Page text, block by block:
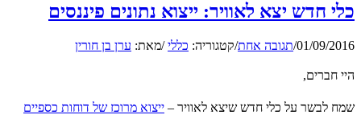
כלי חדש יצא לאוויר: ייצוא נתונים פיננסים
01/09/2016
/תגובה אחת/קטגוריה: כללי /מאת: ערן בן חורין
היי חברים,
שמח לבשר על כלי חדש שיצא לאוויר – ייצוא מרוכז של דוחות כספיים